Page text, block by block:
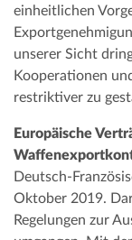
einheitlichen
unserer Sicht
Kooperationen
restriktiver zu
Europäische
Deutsch-
Oktober 2019.
Regelungen zur